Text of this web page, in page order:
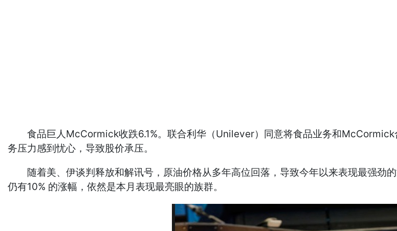
食品巨人McCormick收跌6.1%。联合利华（Unilever）同意将食品业务和McCormick
务压力感到忧心，导致股价承压。
随着美、伊谈判释放和解讯号，原油价格从多年高位回落，导致今年以来表现最强劲
仍有10% 的涨幅，依然是本月表现最亮眼的族群。